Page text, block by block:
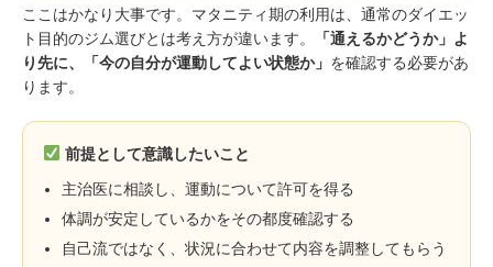
ここはかなり大事です。マタニティ期の利用は、通常のダイエッ
ト目的のジム選びとは考え方が違います。
「通えるかどうか」よ
り先に、「今の自分が運動してよい状態か」 を確認する必要があ
ります。
前提として意識したいこと
主治医に相談し、運動について許可を得る
体調が安定しているかをその都度確認する
自己流ではなく、状況に合わせて内容を調整してもらう